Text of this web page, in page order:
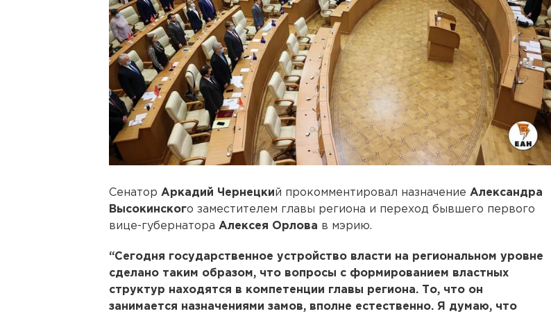
Сенатор Аркадий Чернецкий прокомментировал назначение Александра
Высокинского заместителем главы региона и переход бывшего первого
вице-губернатора Алексея Орлова в мэрию.
“Сегодня государственное устройство власти на региональном уровне
сделано таким образом, что вопросы с формированием властных
структур находятся в компетенции главы региона. То, что он
занимается назначениями замов, вполне естественно. Я думаю, что